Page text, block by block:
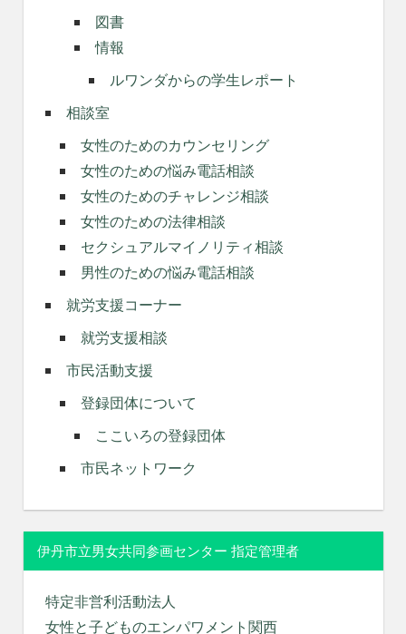
図書
情報
ルワンダからの学生レポート
相談室
女性のためのカウンセリング
女性のための悩み電話相談
女性のためのチャレンジ相談
女性のための法律相談
セクシュアルマイノリティ相談
男性のための悩み電話相談
就労支援コーナー
就労支援相談
市民活動支援
登録団体について
ここいろの登録団体
市民ネットワーク
伊丹市立男女共同参画センター 指定管理者
特定非営利活動法人
女性と子どものエンパワメント関西